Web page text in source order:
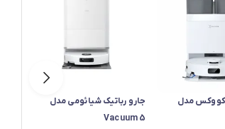
اکووکس مدل
جارو رباتیک شیائومی مدل
Vacuum 5